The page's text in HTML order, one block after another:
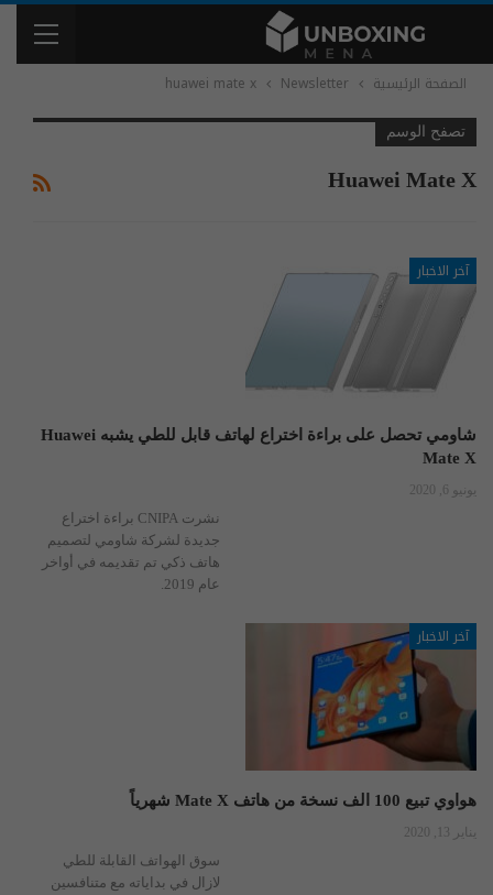
الصفحة الرئيسية Newsletter
huawei mate x
تصفح الوسم
Huawei Mate X
آخر الاخبار
شاومي تحصل على براءة اختراع لهاتف قابل للطي يشبه Huawei
Mate X
يونيو 6, 2020
نشرت CNIPA براءة اختراع
جديدة لشركة شاومي لتصميم
هاتف ذكي تم تقديمه في أواخر
عام 2019.
آخر الاخبار
هواوي تبيع 100 الف نسخة من هاتف Mate X شهرياً
يناير 13, 2020
سوق الهواتف القابلة للطي
لازال في بداياته مع متنافسين